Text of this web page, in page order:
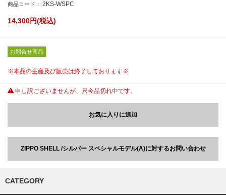
商品コード： 2KS-WSPC
14,300円(税込)
お問合せ商品
※本品の生産及び販売は終了しております※
申し訳ございませんが、只今品切れ中です。
お気に入りに追加
ZIPPO SHELL /シルバー スペシャルモデル(A)に対するお問い合わせ
CATEGORY